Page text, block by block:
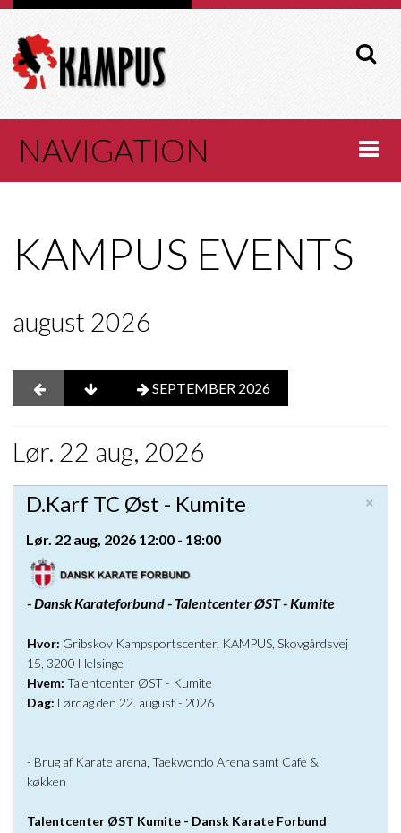
Søg
NAVIGATION
OM KAMPUS
KALENDER
KAMPUS EVENTS
august 2026
SEPTEMBER 2026
Lør. 22 aug, 2026
×
D.Karf TC Øst - Kumite
Lør. 22 aug, 2026 12:00 - 18:00
-Dansk Karateforbund - Talentcenter ØST - Kumite
Hvor: Gribskov Kampsportscenter, KAMPUS, Skovgårdsvej
15, 3200 Helsinge
Hvem: Talentcenter ØST - Kumite
Dag: Lørdagden 22. august - 2026
- Brug af Karate arena, Taekwondo Arena samt Cafè &
køkken
Talentcenter ØST Kumite - Dansk Karate Forbund